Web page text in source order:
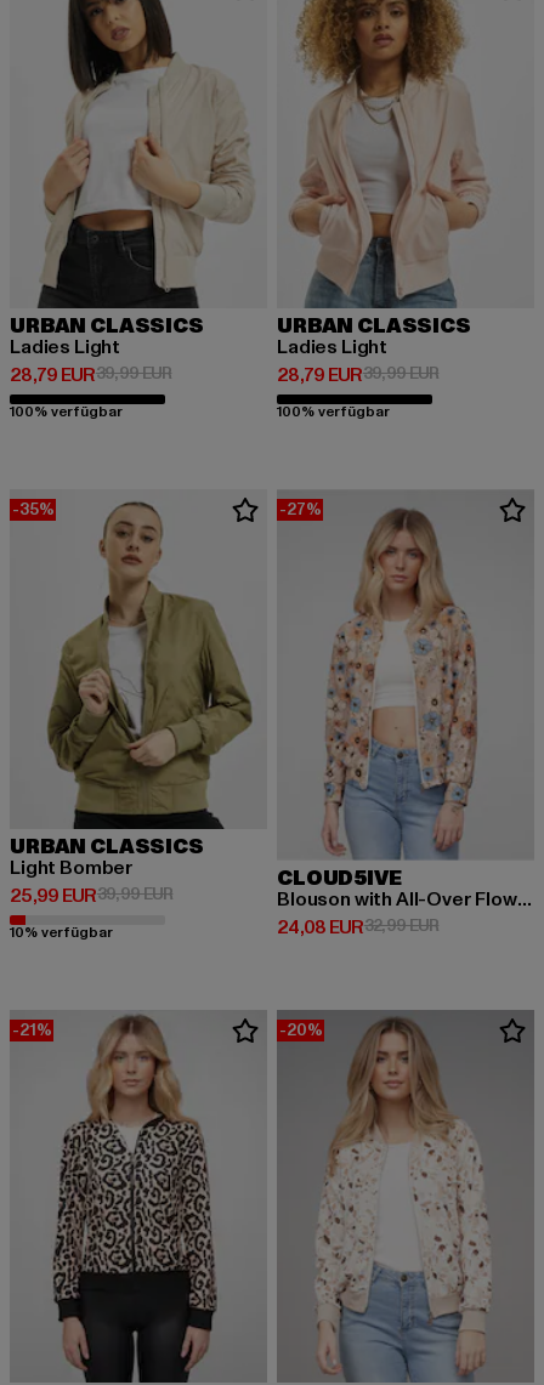
URBAN CLASSICS
Ladies Light
28,79 EUR
Derzeitiger Preis: 28,79 EUR
39,99 EURAktionspreis: 39,99 EUR
100% verfügbar
URBAN CLASSICS
Ladies Light
28,79 EUR
Derzeitiger Preis: 28,79 EUR
39,99 EURAktionspreis:
100% verfügbar
-35%
URBAN CLASSICS
Light Bomber
25,99 EUR
Derzeitiger Preis: 25,99 EUR
39,99 EURAktionspreis: 39,99 EUR
10% verfügbar
-27%
CLOUD5IVE
Blouson with All-Over Flower Print
24,08 EUR
Derzeitiger Preis: 24,08 EUR
32,99 EURAktionspreis:
-21% -20%